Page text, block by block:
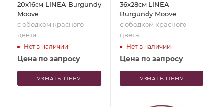
20x16см LINEA Burgundy
Moove
с ободком красного
цвета
Нет в наличии
Цена по запросу
УЗНАТЬ ЦЕНУ
36x28см LINEA
Burgundy Moove
с ободком красного
цвета
Нет в наличии
Цена по запросу
УЗНАТЬ ЦЕНУ